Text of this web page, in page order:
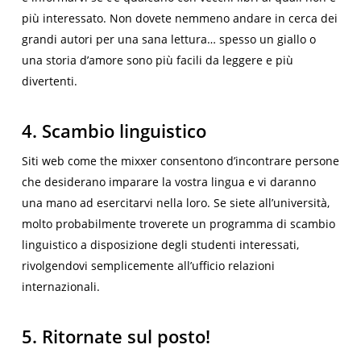
più interessato. Non dovete nemmeno andare in cerca dei
grandi autori per una sana lettura… spesso un giallo o
una storia d’amore sono più facili da leggere e più
divertenti.
4. Scambio linguistico
Siti web come the mixxer consentono d’incontrare persone
che desiderano imparare la vostra lingua e vi daranno
una mano ad esercitarvi nella loro. Se siete all’università,
molto probabilmente troverete un programma di scambio
linguistico a disposizione degli studenti interessati,
rivolgendovi semplicemente all’ufficio relazioni
internazionali.
5. Ritornate sul posto!